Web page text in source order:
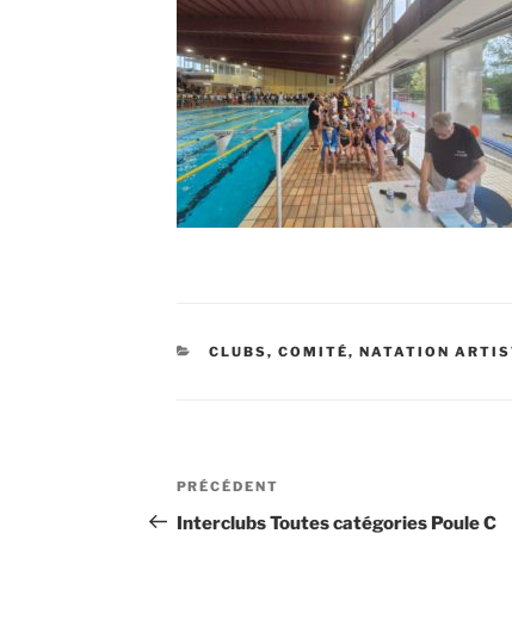
CATÉGORIES
CLUBS, COMITÉ, NATATION
Navigation
de
Article
précédent
PRÉCÉDENT
Interclubs Toutes catégories Poule C